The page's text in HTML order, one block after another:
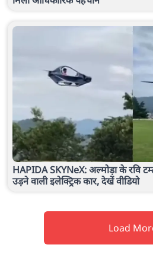
HAPIDA SKYNeX: अल्मोड़ा के रवि
उड़ने वाली इलेक्ट्रिक कार, देखें वीडियो
Load